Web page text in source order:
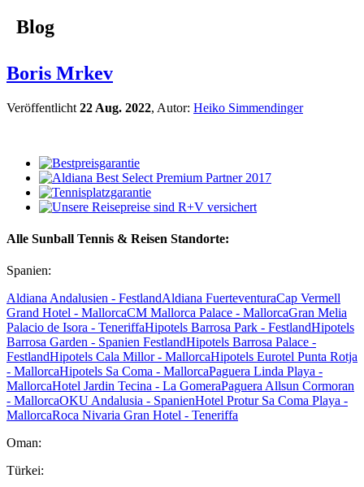
Blog
Boris Mrkev
Veröffentlicht 22 Aug. 2022, Autor: Heiko Simmendinger
Alle Sunball Tennis & Reisen Standorte:
Spanien:
Aldiana Andalusien - FestlandAldiana FuerteventuraCap Vermell
Grand Hotel - MallorcaCM Mallorca Palace - MallorcaGran Melia
Palacio de Isora - TeneriffaHipotels Barrosa Park - FestlandHipotels
Barrosa Garden - Spanien FestlandHipotels Barrosa Palace -
FestlandHipotels Cala Millor - MallorcaHipotels Eurotel Punta Rotja
- MallorcaHipotels Sa Coma - MallorcaPaguera Linda Playa -
MallorcaHotel Jardin Tecina - La GomeraPaguera Allsun Cormoran
- MallorcaOKU Andalusia - SpanienHotel Protur Sa Coma Playa -
MallorcaRoca Nivaria Gran Hotel - Teneriffa
Oman:
Türkei: